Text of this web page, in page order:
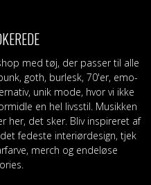
med tøj, der passer til alle
goth, burlesk, 70'er, emo-
unik mode, hvor vi ikke
en hel livsstil. Musikken
her, det sker. Bliv inspireret af
fedeste interiørdesign, tjek
merch og endeløse